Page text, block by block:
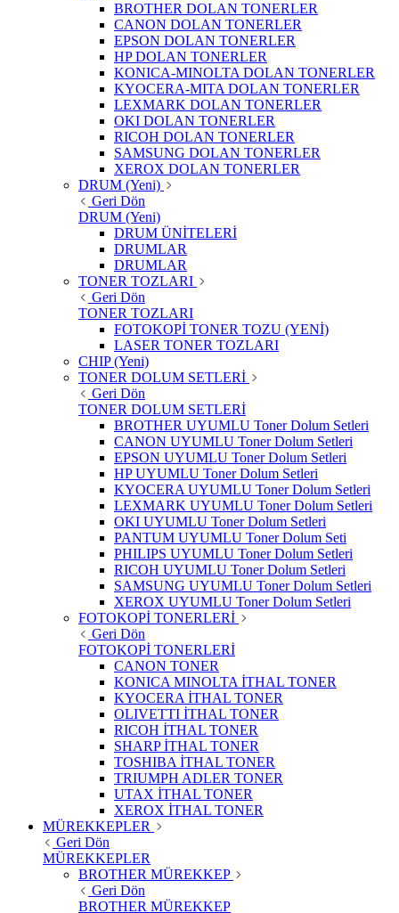
BROTHER DOLAN TONERLER
CANON DOLAN TONERLER
EPSON DOLAN TONERLER
HP DOLAN TONERLER
KONICA-MINOLTA DOLAN TONERLER
KYOCERA-MITA DOLAN TONERLER
LEXMARK DOLAN TONERLER
OKI DOLAN TONERLER
RICOH DOLAN TONERLER
SAMSUNG DOLAN TONERLER
XEROX DOLAN TONERLER
DRUM (Yeni)
Geri Dön
DRUM (Yeni)
DRUM ÜNİTELERİ
DRUMLAR
DRUMLAR
TONER TOZLARI
Geri Dön
TONER TOZLARI
FOTOKOPİ TONER TOZU (YENİ)
LASER TONER TOZLARI
CHIP (Yeni)
TONER DOLUM SETLERİ
Geri Dön
TONER DOLUM SETLERİ
BROTHER UYUMLU Toner Dolum Setleri
CANON UYUMLU Toner Dolum Setleri
EPSON UYUMLU Toner Dolum Setleri
HP UYUMLU Toner Dolum Setleri
KYOCERA UYUMLU Toner Dolum Setleri
LEXMARK UYUMLU Toner Dolum Setleri
OKI UYUMLU Toner Dolum Setleri
PANTUM UYUMLU Toner Dolum Seti
PHILIPS UYUMLU Toner Dolum Setleri
RICOH UYUMLU Toner Dolum Setleri
SAMSUNG UYUMLU Toner Dolum Setleri
XEROX UYUMLU Toner Dolum Setleri
FOTOKOPİ TONERLERİ
Geri Dön
FOTOKOPİ TONERLERİ
CANON TONER
KONICA MINOLTA İTHAL TONER
KYOCERA İTHAL TONER
OLIVETTI İTHAL TONER
RICOH İTHAL TONER
SHARP İTHAL TONER
TOSHIBA İTHAL TONER
TRIUMPH ADLER TONER
UTAX İTHAL TONER
XEROX İTHAL TONER
MÜREKKEPLER
Geri Dön
MÜREKKEPLER
BROTHER MÜREKKEP
Geri Dön
BROTHER MÜREKKEP